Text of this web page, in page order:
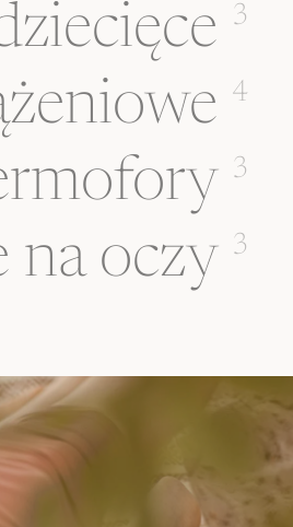
3
4
3
na oczy 3